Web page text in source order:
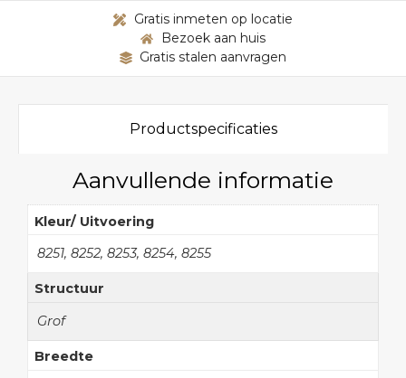
Gratis inmeten op locatie
Bezoek aan huis
Gratis stalen aanvragen
Productspecificaties
Aanvullende informatie
Kleur/ Uitvoering
8251, 8252, 8253, 8254, 8255
Structuur
Grof
Breedte